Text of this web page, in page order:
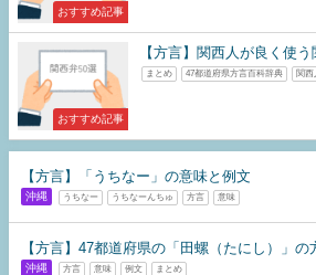
おすすめ記事
おすすめ記事
【方言】関西人が良く使
まとめ 47都道府県方言百科辞典 関西
【方言】​「うちなー」の意味と例文
沖縄 うちなー うちなーんちゅ 方言 意味
【方言】47都道府県の「田螺（たにし）」の
沖縄 方言 意味 例文 まとめ